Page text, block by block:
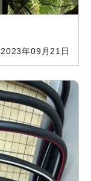
2023年09月21日